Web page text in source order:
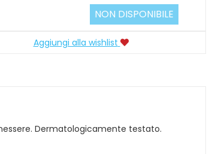
NON DISPONIBILE
Aggiungi alla wishlist
Dermatologicamente testato.